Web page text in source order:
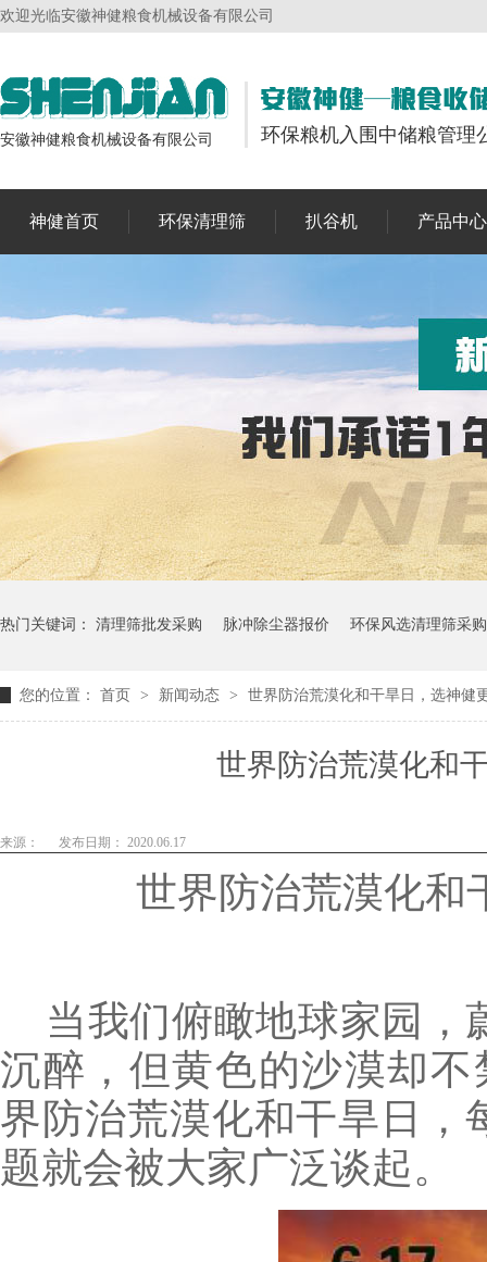
欢迎光临安徽神健粮食机械设备有限公司
安徽神健粮食机械设备有限公司 环保粮机入围中储粮管理
神健首页 环保清理筛 扒谷机 产品中心
热门关键词： 清理筛批发采购 脉冲除尘器报价 环保风选清理筛采购
您的位置： 首页 > 新闻动态 > 世界防治荒漠化和干旱日，选神健
世界防治荒漠化和
来源： 发布日期： 2020.06.17
世界防治荒漠化和
当我们俯瞰地球家园，
沉醉，但黄色的沙漠却
界防治荒漠化和干旱日，
题就会被大家广泛谈起。